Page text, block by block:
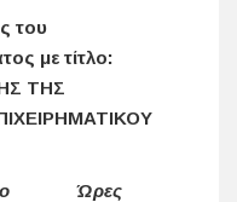
του
με τίτλο:
ΤΗΣ
Ώρες